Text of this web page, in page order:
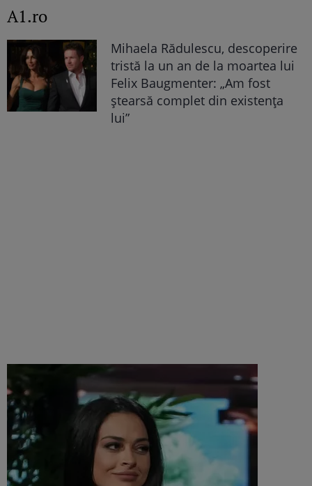
A1.ro
Mihaela Rădulescu, descoperire
tristă la un an de la moartea lui
Felix Baugmenter: „Am fost
ștearsă complet din existența
lui”